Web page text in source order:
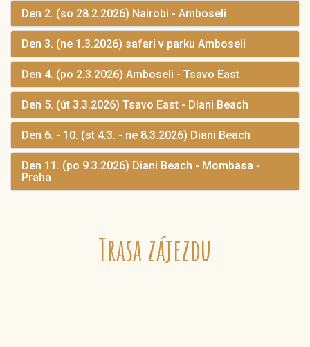
Den 2. (so 28.2.2026) Nairobi - Amboseli
Den 3. (ne 1.3.2026) safari v parku Amboseli
Den 4. (po 2.3.2026) Amboseli - Tsavo East
Den 5. (út 3.3.2026) Tsavo East - Diani Beach
Den 6. - 10. (st 4.3. - ne 8.3.2026) Diani Beach
Den 11. (po 9.3.2026) Diani Beach - Mombasa -
Praha
Trasa zájezdu